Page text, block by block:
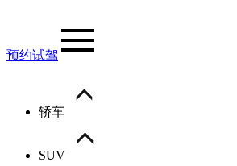
预约试驾
轿车
SUV